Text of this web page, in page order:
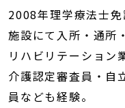
2008年理学療法士
施設にて入所・通所
リハビリテーション
介護認定審査員・自
員なども経験。